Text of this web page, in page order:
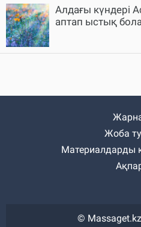
Алдағы күндері
аптап ыстық
Жоба
Материалдарды
©